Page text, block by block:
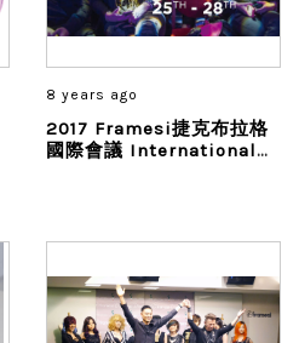
8 years ago
2017 Framesi捷克布拉格
國際會議 International